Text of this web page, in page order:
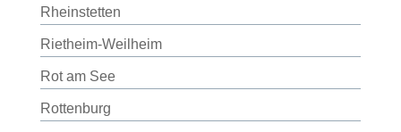
Rheinstetten
Rietheim-Weilheim
Rot am See
Rottenburg